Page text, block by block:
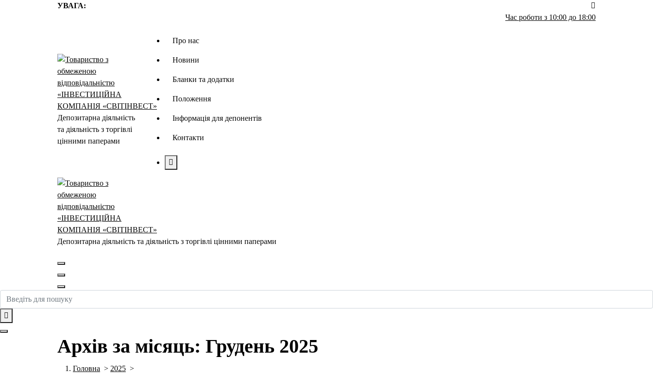
УВАГА:
Час роботи з 10:00 до 18:00
Депозитарна діяльність
та діяльність з торгівлі
цінними паперами
Про нас
Новини
Бланки та додатки
Положення
Інформація для депонентів
Контакти
Депозитарна діяльність та діяльність з торгівлі цінними паперами
Архів за місяць: Грудень 2025
Головна > 2025 >